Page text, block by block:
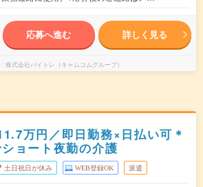
応募へ進む 詳しく見る
株式会社バイトレ（キャムコムグループ）
万円／即日勤務×日払い可＊
ョート夜勤の介護
土日祝日が休み WEB登録OK 派遣